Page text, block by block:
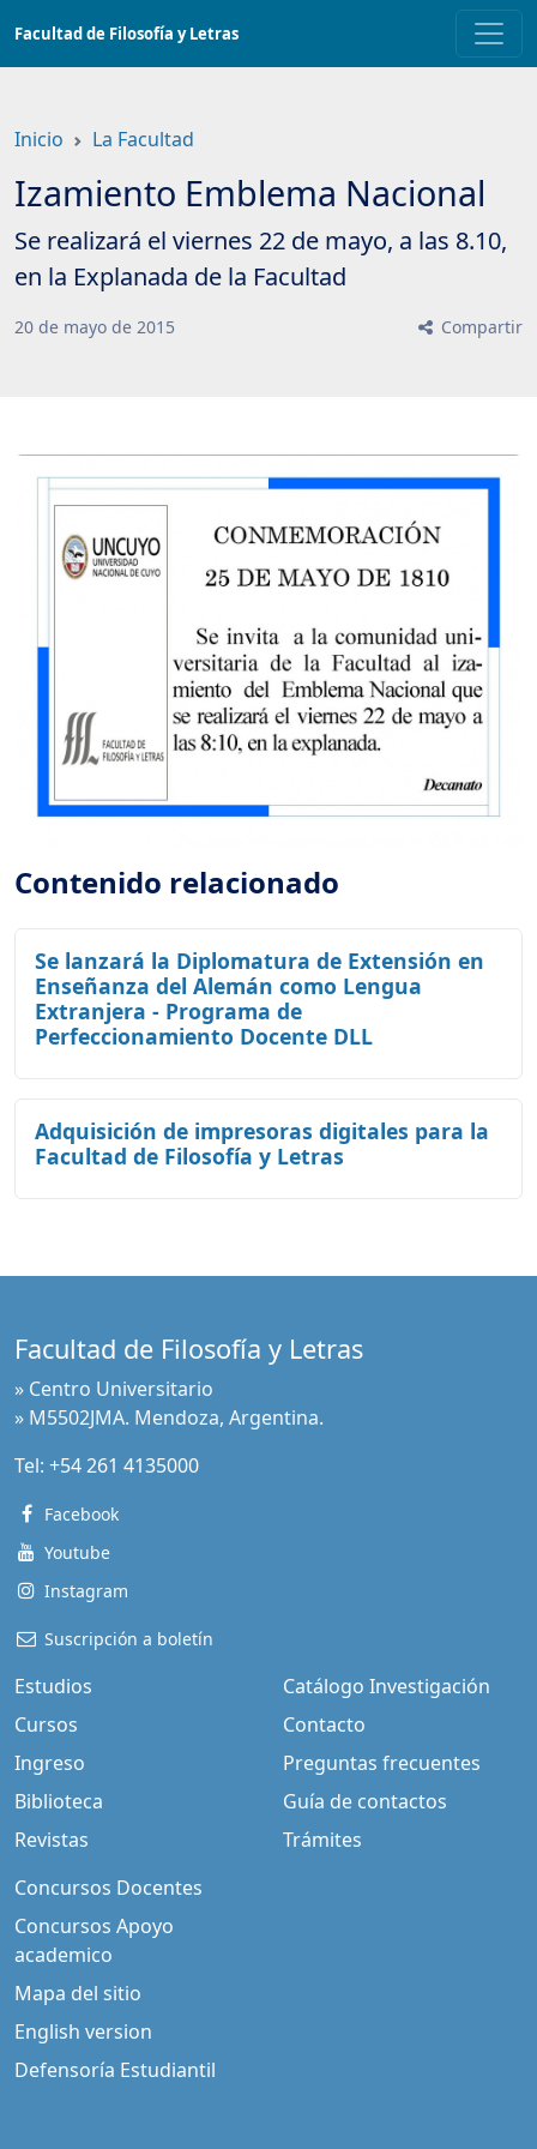
contenido
Facultad de Filosofía y Letras
Inicio La Facultad
Izamiento Emblema Nacional
Se realizará el viernes 22 de mayo, a las 8.10,
en la Explanada de la Facultad
20 de mayo de 2015 Compartir
Contenido relacionado
Se lanzará la Diplomatura de Extensión en
Enseñanza del Alemán como Lengua
Extranjera - Programa de
Perfeccionamiento Docente DLL
Adquisición de impresoras digitales para la
Facultad de Filosofía y Letras
Facultad de Filosofía y Letras
» Centro Universitario
» M5502JMA. Mendoza, Argentina.
Tel: +54 261 4135000
Facebook
Youtube
Instagram
Suscripción a boletín
Estudios
Cursos
Ingreso
Biblioteca
Revistas
Catálogo Investigación
Contacto
Preguntas frecuentes
Guía de contactos
Trámites
Concursos Docentes
Concursos Apoyo
academico
Mapa del sitio
English version
Defensoría Estudiantil